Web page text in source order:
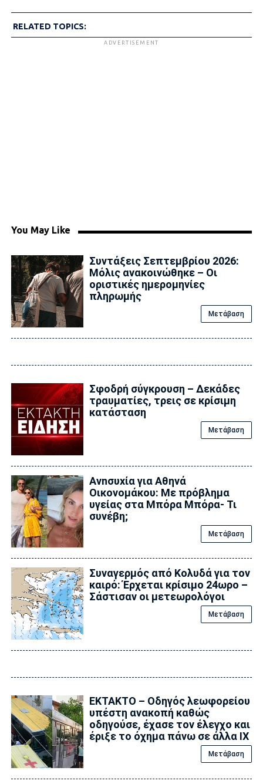
RELATED TOPICS:
ADVERTISEMENT
You May Like
Συντάξεις Σεπτεμβρίου 2026:
Μόλις ανακοινώθηκε – Οι
οριστικές ημερομηνίες
πληρωμής
Μετάβαση
Σφοδρή σύγκρουση – Δεκάδες
τραυματίες, τρεις σε κρίσιμη
κατάσταση
Μετάβαση
Ανnσυxία για Αθηνά
Οικονομάκου: Με πρόβλημα
υγείας στα Μπόρα Μπόρα- Τι
συνέβη;
Μετάβαση
Συναγερμός από Κολυδά για τον
καιρό: Έρχεται κρίσιμο 24ωρο –
Σάστισαν οι μετεωρολόγοι
Μετάβαση
ΕΚΤΑΚΤΟ – Οδηγός λεωφορείου
υπέστη ανακοπή καθώς
οδηγούσε, έχασε τον έλεγχο και
έριξε το όχημα πάνω σε άλλα ΙΧ
Μετάβαση